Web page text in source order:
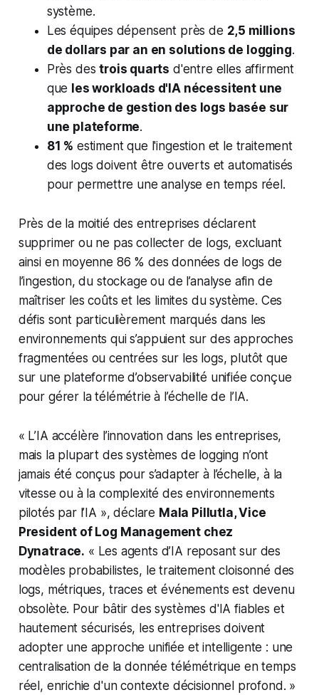
système.
Les équipes dépensent près de 2,5 millions
de dollars par an en solutions de logging.
Près destrois quarts d'entre elles affirment
que les workloads d'IA nécessitent une
approche de gestion des logs basée sur
une plateforme.
81 % estiment que l'ingestion et le traitement
des logs doivent être ouverts et automatisés
pour permettre une analyse en temps réel.
Près de la moitié des entreprises déclarent
supprimer ou ne pas collecter de logs, excluant
ainsi en moyenne 86 % des données de logs de
l’ingestion, du stockage ou de l’analyse afin de
maîtriser les coûts et les limites du système. Ces
défis sont particulièrement marqués dans les
environnements qui s’appuient sur des approches
fragmentées ou centrées sur les logs, plutôt que
sur une plateforme d’observabilité unifiée conçue
pour gérer la télémétrie à l’échelle de l’IA.
« L’IA accélère l’innovation dans les entreprises,
mais la plupart des systèmes de logging n’ont
jamais été conçus pour s’adapter à l’échelle, à la
vitesse ou à la complexité des environnements
pilotés par l’IA », déclare Mala Pillutla, Vice
President of Log Management chez
Dynatrace. « Les agents d’IA reposant sur des
modèles probabilistes, le traitement cloisonné des
logs, métriques, traces et événements est devenu
obsolète. Pour bâtir des systèmes d'IA fiables et
hautement sécurisés, les entreprises doivent
adopter une approche unifiée et intelligente : une
centralisation de la donnée télémétrique en temps
réel, enrichie d'un contexte décisionnel profond. »